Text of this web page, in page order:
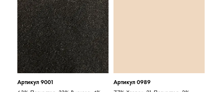
Артикул 9001
Артикул 0989